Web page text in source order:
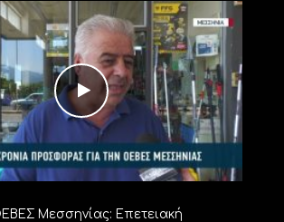
Μεσσηνίας: Επετειακή